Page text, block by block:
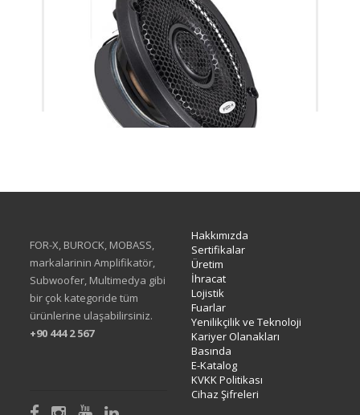
FOR-X, BUROCK, MOBASS,
markalarinin Amplifikatör,
Subwoofer, Multimedya gibi
bir çok kategoride tüm
ürünlerine ulaşabilirsiniz.
+90 444 2 567
Hakkımızda
Sertifikalar
Üretim
İhracat
Lojistik
Fuarlar
Yenilikçilik ve Teknoloji
Kariyer Olanakları
Basında
E-Katalog
KVKK Politikası
Cihaz Şifreleri